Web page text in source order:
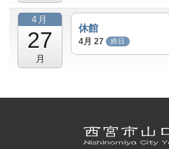
4月
27
月
休館
4月 27 終日